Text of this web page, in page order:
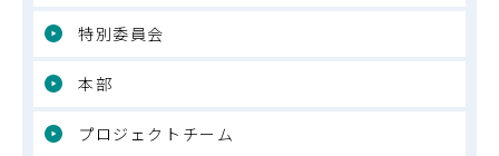
特別委員会
本部
プロジェクトチーム